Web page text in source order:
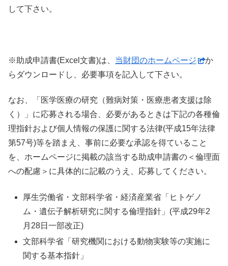
して下さい。
※助成申請書(Excel文書)は、 当財団のホームページ
か
らダウンロードし、必要事項を記入して下さい。
なお、「医学医療の研究（難病対策・医療患者支援は除
く）」に応募される場合、必要があるときは下記の各種倫
理指針および個人情報の保護に関する法律(平成15年法律
第57号)等を踏まえ、事前に必要な承認を得ていること
を、ホームページに掲載の該当する助成申請書の＜倫理面
への配慮＞に具体的に記載のうえ、応募してください。
厚生労働省・文部科学省・経済産業省「ヒトゲノ
ム・遺伝子解析研究に関する倫理指針」(平成29年2
月28日一部改正)
文部科学省「研究機関における動物実験等の実施に
関する基本指針」